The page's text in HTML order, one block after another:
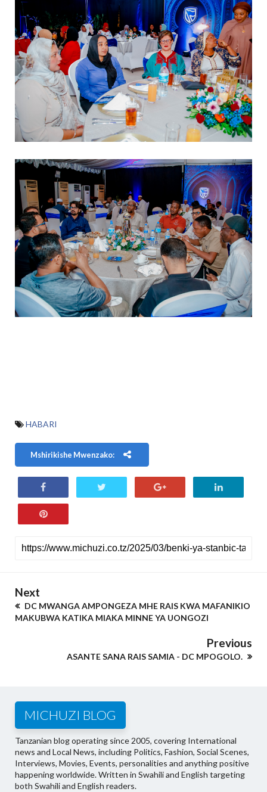
HABARI
Mshirikishe Mwenzako:
Next
DC MWANGA AMPONGEZA MHE RAIS KWA MAFANIKIO
MAKUBWA KATIKA MIAKA MINNE YA UONGOZI
Previous
ASANTE SANA RAIS SAMIA - DC MPOGOLO.
MICHUZI BLOG
Tanzanian blog operating since 2005, covering International
news and Local News, including Politics, Fashion, Social Scenes,
Interviews, Movies, Events, personalities and anything positive
happening worldwide. Written in Swahili and English targeting
both Swahili and English readers.